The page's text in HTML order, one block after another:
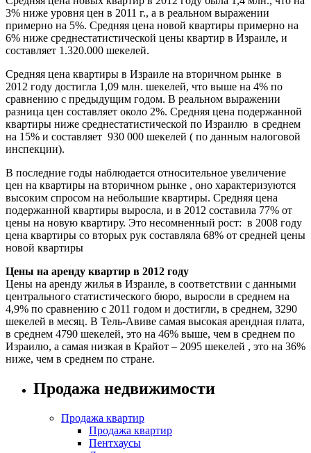
3% ниже уровня цен в 2011 г., а в реальном выражении
примерно на 5%. Средняя цена новой квартиры примерно на
6% ниже среднестатистической цены квартир в Израиле, и
составляет 1.320.000 шекелей.
Средняя цена квартиры в Израиле на вторичном рынке в ​​
2012 году достигла 1,09 млн. шекелей, что выше на 4% по
сравнению с предыдущим годом. В реальном выражении
разница цен составляет около 2%. Средняя цена подержанной
квартиры ниже среднестатистической по Израилю в среднем
на 15% и составляет 930 000 шекелей ( по данным налоговой
инспекции).
В последние годы наблюдается относительное увеличение
цен на квартиры на вторичном рынке , оно характеризуются
высоким спросом на небольшие квартиры. Средняя цена
подержанной квартиры выросла, и в 2012 составила 77% от
цены на новую квартиру. Это несомненный рост: в 2008 году
цена квартиры со вторых рук составляла 68% от средней цены
новой квартиры
Цены на аренду квартир в 2012 году
Цены на аренду жилья в Израиле, в соответствии с данными
центрального статистического бюро, выросли в среднем на
4,9% по сравнению с 2011 годом и достигли, в среднем, 3290
шекелей в месяц. В Тель-Авиве самая высокая арендная плата,
в среднем 4790 шекелей, это на 46% выше, чем в среднем по
Израилю, а самая низкая в Крайот – 2095 шекелей , это на 36%
ниже, чем в среднем по стране.
Продажа недвижимости
Продажа квартир
Продажа квартир
Пентхаусы